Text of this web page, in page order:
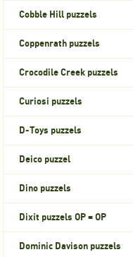
Cobble Hill puzzels
Coppenrath puzzels
Crocodile Creek puzzels
Curiosi puzzels
D-Toys puzzels
Deico puzzel
Dino puzzels
Dixit puzzels OP = OP
Dominic Davison puzzels